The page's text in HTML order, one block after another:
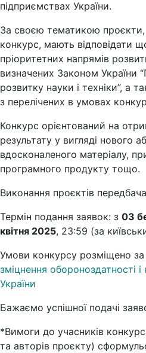
підприємствах України.
За своєю тематикою
конкурс, мають відповідати
пріоритетних напрямів
визначених Законом України
розвитку науки і техніки”, а
з перелічених в умовах
Конкурс орієнтований на
результату у вигляді нового
вдосконаленого матеріалу,
програмного продукту тощо.
Виконання проєктів
Термін подання заявок: з 03
квітня 2025, 23:59 (за
Умови конкурсу розміщено
зміцнення обороноздатності і
України
Бажаємо успішної подачі
*Вимоги до учасників
та авторів проєкту)